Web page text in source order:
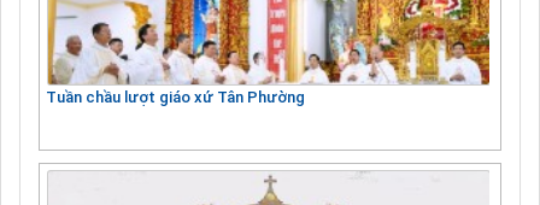
Tuần chầu lượt giáo xứ Tân Phường